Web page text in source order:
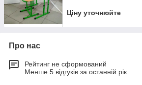
Ціну уточнюйте
Про нас
Рейтинг не сформований
Менше 5 відгуків за останній рік